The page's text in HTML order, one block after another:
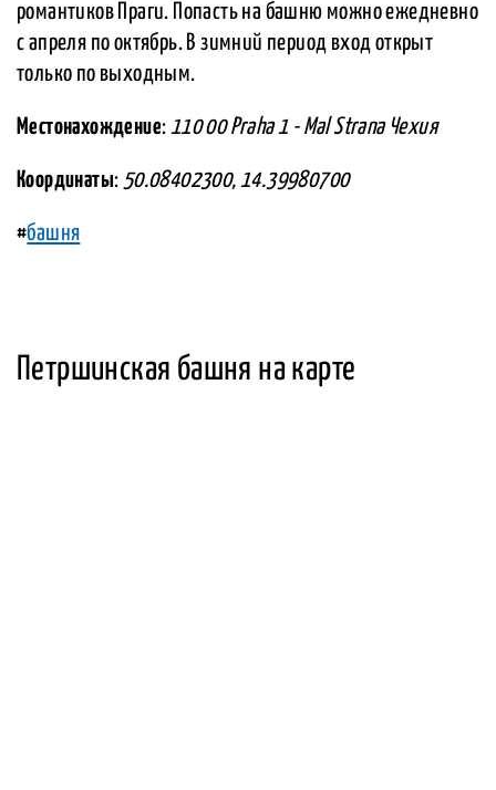
романтиков Праги. Попасть на башню можно ежедневно
с апреля по октябрь. В зимний период вход открыт
только по выходным.
Местонахождение: 110 00 Praha 1 - Mal Strana Чехия
Координаты: 50.08402300, 14.39980700
#башня
Петршинская башня на карте